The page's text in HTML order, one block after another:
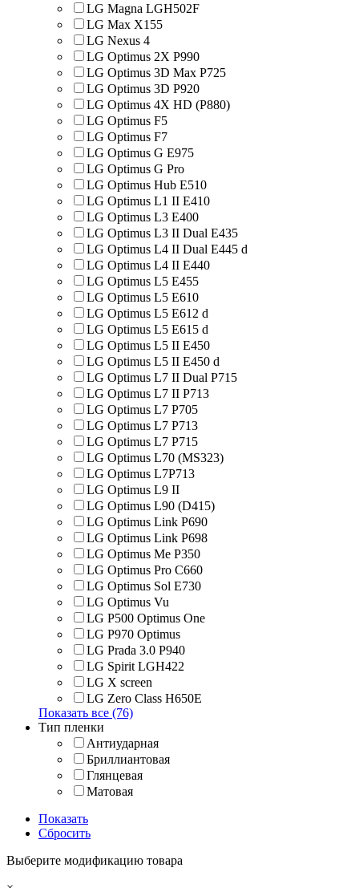
LG Magna LGH502F
LG Max X155
LG Nexus 4
LG Optimus 2X P990
LG Optimus 3D Max P725
LG Optimus 3D P920
LG Optimus 4X HD (P880)
LG Optimus F5
LG Optimus F7
LG Optimus G E975
LG Optimus G Pro
LG Optimus Hub E510
LG Optimus L1 II E410
LG Optimus L3 E400
LG Optimus L3 II Dual E435
LG Optimus L4 II Dual E445 d
LG Optimus L4 II E440
LG Optimus L5 E455
LG Optimus L5 E610
LG Optimus L5 E612 d
LG Optimus L5 E615 d
LG Optimus L5 II E450
LG Optimus L5 II E450 d
LG Optimus L7 II Dual P715
LG Optimus L7 II P713
LG Optimus L7 P705
LG Optimus L7 P713
LG Optimus L7 P715
LG Optimus L70 (MS323)
LG Optimus L7P713
LG Optimus L9 II
LG Optimus L90 (D415)
LG Optimus Link P690
LG Optimus Link P698
LG Optimus Me P350
LG Optimus Pro C660
LG Optimus Sol E730
LG Optimus Vu
LG P500 Optimus One
LG P970 Optimus
LG Prada 3.0 P940
LG Spirit LGH422
LG X screen
LG Zero Class H650E
Показать все (76)
Тип пленки
Антиударная
Бриллиантовая
Глянцевая
Матовая
Показать
Сбросить
Выберите модификацию товара